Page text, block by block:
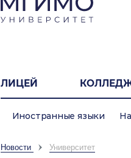
ЛИЦЕЙ
Иностранные языки
Новости Университет